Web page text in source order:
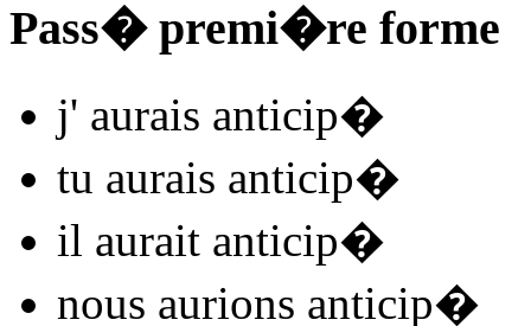
Pass� premi�re forme
j' aurais anticip�
tu aurais anticip�
il aurait anticip�
nous aurions anticip�